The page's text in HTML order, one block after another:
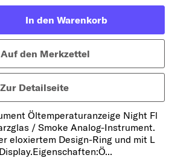
In den Warenkorb
Auf den Merkzettel
Zur Detailseite
Öltemperaturanzeige Night Fl
/ Smoke Analog-Instrument.
eloxiertem Design-Ring und mit L